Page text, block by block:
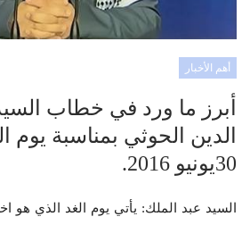
أهم الأخبار
أبرز ما ورد في خطاب
الدين الحوثي بمناسبة يوم
30يونيو 2016.
السيد عبد الملك: يأتي يوم الغد الذي